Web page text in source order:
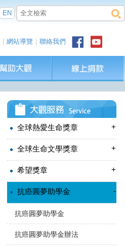
EN
網站導覽 聯絡我們
全球熱愛生命獎章 +
全球生命文學獎章 +
希望獎章 +
抗癌圓夢助學金 -
抗癌圓夢助學金
抗癌圓夢助學金辦法